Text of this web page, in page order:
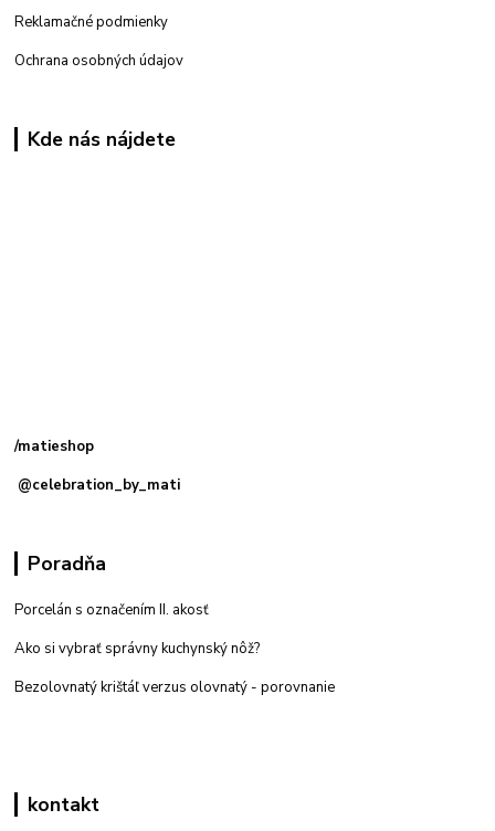
Reklamačné podmienky
Ochrana osobných údajov
Kde nás nájdete
/matieshop
@celebration_by_mati
Poradňa
Porcelán s označením II. akosť
Ako si vybrať správny kuchynský nôž?
Bezolovnatý krištáľ verzus olovnatý - porovnanie
kontakt